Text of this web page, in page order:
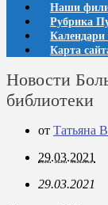
Наши
Рубрика
Календари
Карта
Новости
библиотеки
от Татьяна
29.03.2021
29.03.2021